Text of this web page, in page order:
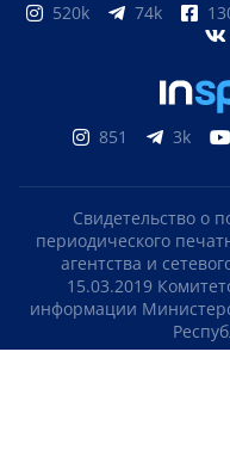
520k 74k
851 3k
Свидетельство о
периодического
агентства и
15.03.2019
информации